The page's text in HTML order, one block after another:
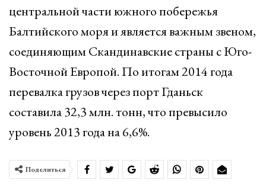
центральной части южного побережья
Балтийского моря и является важным звеном,
соединяющим Скандинавские страны с Юго-
Восточной Европой. По итогам 2014 года
перевалка грузов через порт Гданьск
составила 32,3 млн. тонн, что превысило
уровень 2013 года на 6,6%.
Поделиться